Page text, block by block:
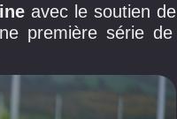
avec le soutien de
première série de